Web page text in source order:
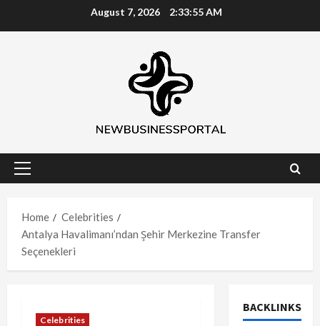
August 7, 2026 2:33:55 AM
Primary
Home
Celebrities
Antalya Havalimanı’ndan Şehir Merkezine Transfer
Seçenekleri
Celebrities
BACKLINKS